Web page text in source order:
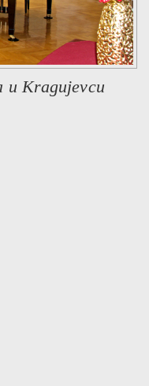
u Kragujevcu